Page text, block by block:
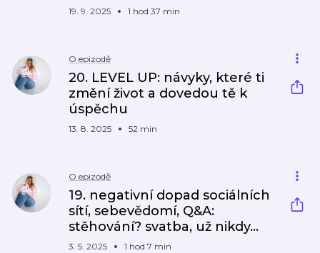
19. 9. 2025 1 hod 37 min
O epizodě
20. LEVEL UP: návyky, které ti
změní život a dovedou tě k
úspěchu
13. 8. 2025 52 min
O epizodě
19. negativní dopad sociálních
sítí, sebevědomí, Q&A:
stěhování? svatba, už nikdy...
3. 5. 2025 1 hod 7 min